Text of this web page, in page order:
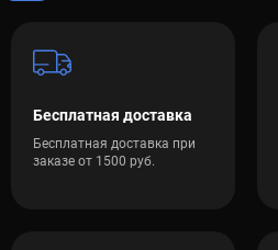
Бесплатная доставка
Бесплатная доставка при
заказе от 1500 руб.